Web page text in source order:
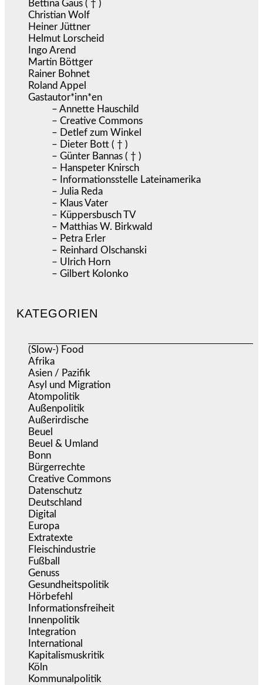
Bettina Gaus ( † )
Christian Wolf
Heiner Jüttner
Helmut Lorscheid
Ingo Arend
Martin Böttger
Rainer Bohnet
Roland Appel
Gastautor*inn*en
– Annette Hauschild
– Creative Commons
– Detlef zum Winkel
– Dieter Bott ( † )
– Günter Bannas ( † )
– Hanspeter Knirsch
– Informationsstelle Lateinamerika
– Julia Reda
– Klaus Vater
– Küppersbusch TV
– Matthias W. Birkwald
– Petra Erler
– Reinhard Olschanski
– Ulrich Horn
– Gilbert Kolonko
KATEGORIEN
(Slow-) Food
Afrika
Asien / Pazifik
Asyl und Migration
Atompolitik
Außenpolitik
Außerirdische
Beuel
Beuel & Umland
Bonn
Bürgerrechte
Creative Commons
Datenschutz
Deutschland
Digital
Europa
Extratexte
Fleischindustrie
Fußball
Genuss
Gesundheitspolitik
Hörbefehl
Informationsfreiheit
Innenpolitik
Integration
International
Kapitalismuskritik
Köln
Kommunalpolitik